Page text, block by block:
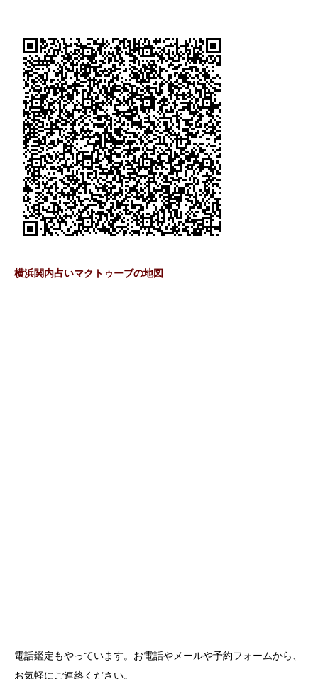
横浜関内占いマクトゥーブの地図
電話鑑定もやっています。お電話やメールや予約フォームから、
お気軽にご連絡ください。